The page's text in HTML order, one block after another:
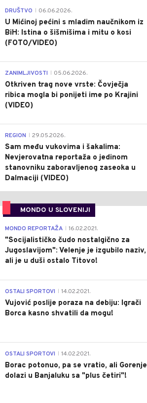
DRUŠTVO 06.06.2026.
U Mićinoj pećini s mladim naučnikom iz
BiH: Istina o šišmišima i mitu o kosi
(FOTO/VIDEO)
ZANIMLJIVOSTI 05.06.2026.
Otkriven trag nove vrste: Čovječja
ribica mogla bi ponijeti ime po Krajini
(VIDEO)
REGION 29.05.2026.
Sam među vukovima i šakalima:
Nevjerovatna reportaža o jedinom
stanovniku zaboravljenog zaseoka u
Dalmaciji (VIDEO)
MONDO U SLOVENIJI
MONDO REPORTAŽA 16.02.2021.
"Socijalističko čudo nostalgično za
Jugoslavijom": Velenje je izgubilo naziv,
ali je u duši ostalo Titovo!
OSTALI SPORTOVI 14.02.2021.
Vujović poslije poraza na debiju: Igrači
Borca kasno shvatili da mogu!
OSTALI SPORTOVI 14.02.2021.
Borac potonuo, pa se vratio, ali Gorenje
dolazi u Banjaluku sa "plus četiri"!